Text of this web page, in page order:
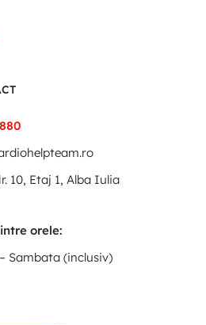
10, Etaj 1, Alba Iulia
orele:
Sambata (inclusiv)